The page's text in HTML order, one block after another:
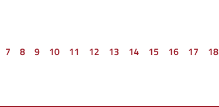
7 8 9 10 11 12 13 14 15 16 17 18